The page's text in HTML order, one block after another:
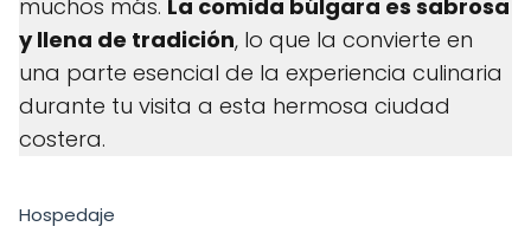
muchos más. La comida búlgara es sabrosa
y llena de tradición, lo que la convierte en
una parte esencial de la experiencia culinaria
durante tu visita a esta hermosa ciudad
costera.
Hospedaje